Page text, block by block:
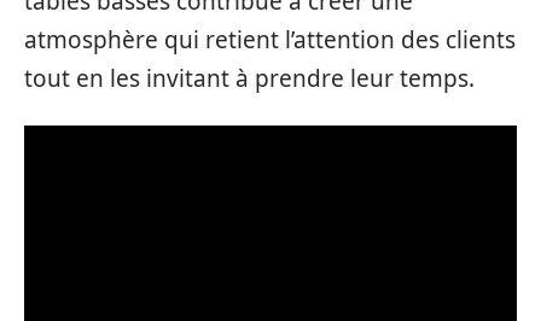
atmosphère qui retient l’attention des clients
tout en les invitant à prendre leur temps.